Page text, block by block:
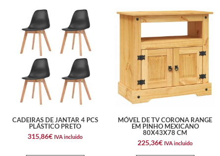
CADEIRAS DE JANTAR 4 PCS
PLÁSTICO PRETO
315,86€ IVA incluido
MÓVEL DE TV CORONA RANGE
EM PINHO MEXICANO
80X43X78 CM
225,36€ IVA incluido